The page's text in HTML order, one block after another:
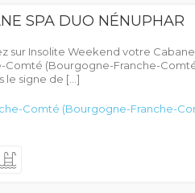
SPA DUO NÉNUPHAR
sur Insolite Weekend votre Cabane
Comté (Bourgogne-Franche-
le signe de […]
Comté (Bourgogne-Franche-